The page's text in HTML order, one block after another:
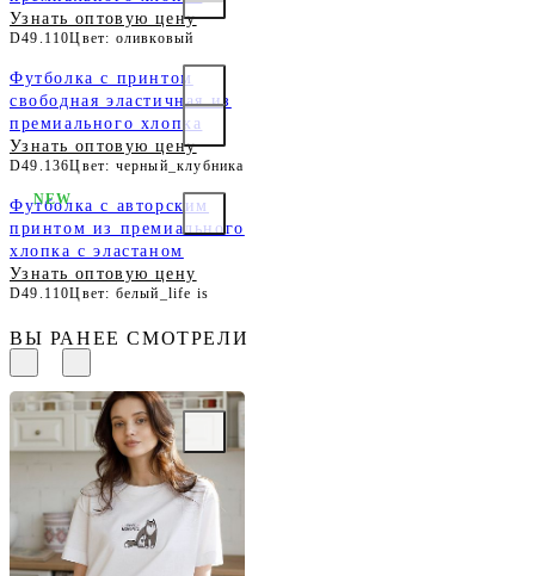
Узнать оптовую цену
D49.110Цвет: оливковый
Футболка с принтом
свободная эластичная из
премиального хлопка
Узнать оптовую цену
D49.136Цвет: черный_клубника
Футболка с авторским
принтом из премиального
хлопка с эластаном
Узнать оптовую цену
D49.110Цвет: белый_life is
NEW
ВЫ РАНЕЕ СМОТРЕЛИ